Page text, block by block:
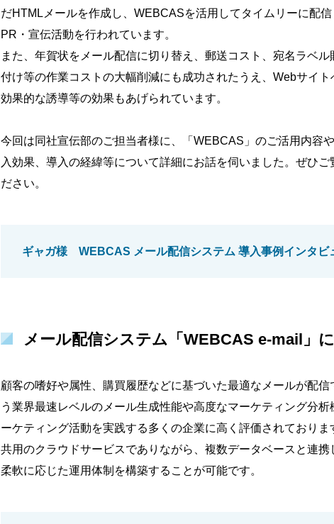
だHTMLメールを作成し、WEBCASを活用してタイムリーに配信
PR・宣伝活動を行われています。
また、年賀状をメール配信に切り替え、郵送コスト、宛名ラベル
付け等の作業コストの大幅削減にも成功されたうえ、Webサイト
効果的な誘導等の効果もあげられています。
今回は同社宣伝部のご担当者様に、「WEBCAS」のご活用内容
入効果、導入の経緯等について詳細にお話を伺いました。ぜひご
ださい。
ギャガ様 WEBCAS メール配信システム 導入事例インタビ
メール配信システム「WEBCAS e-mail」
顧客の嗜好や属性、購買履歴などに基づいた最適なメールが配
う業界最速レベルのメール生成性能や高度なマーケティング分
ーケティング活動を実践する多くの企業に高く評価されており
共用のクラウドサービスでありながら、複数データベースと連
柔軟に応じた運用体制を構築することが可能です。